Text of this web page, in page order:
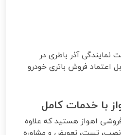
نمایندگی آذر باطری در
اعتماد فروش باتری خودرو
با خدمات کامل
اهواز هستید که علاوه